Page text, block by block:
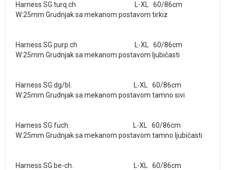
Harness SG turq.ch L-XL 60/86cm
W:25mm Grudnjak sa mekanom postavom tirkiz
Harness SG purp.ch L-XL 60/86cm
W:25mm Grudnjak sa mekanom postavom ljubičasti
Harness SG dg/bl. L-XL 60/86cm
W:25mm Grudnjak sa mekanom postavom tamno sivi
Harness SG fuch. L-XL 60/86cm
W:25mm Grudnjak sa mekanom postavom tamno ljubičasti
Harness SG be-ch. L-XL 60/86cm